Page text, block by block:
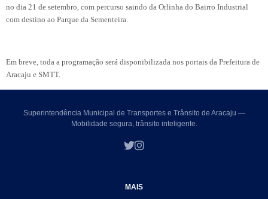
no dia 21 de setembro, com percurso saindo da Orlinha do Bairro Industrial
com destino ao Parque da Sementeira.
Em breve, toda a programação será disponibilizada nos portais da Prefeitura de
Aracaju e SMTT.
Superintendência Municipal de Transportes e Trânsito de Aracaju —
Mobilidade segura, trânsito inteligente.
MAIS